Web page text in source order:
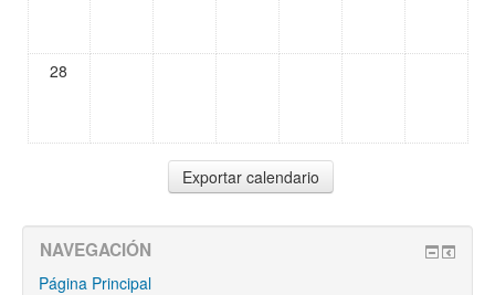
28
NAVEGACIÓN
Página Principal